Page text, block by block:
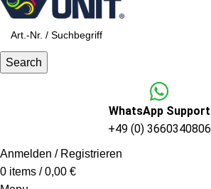
Search
WhatsApp Support
+49 (0) 3660340806
Anmelden / Registrieren
0 items / 0,00 €